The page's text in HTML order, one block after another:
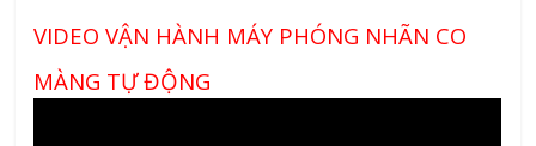
VIDEO VẬN HÀNH MÁY PHÓNG NHÃN CO
MÀNG TỰ ĐỘNG